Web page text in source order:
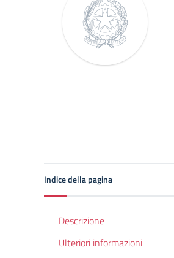
Indice della pagina
Descrizione
Ulteriori informazioni